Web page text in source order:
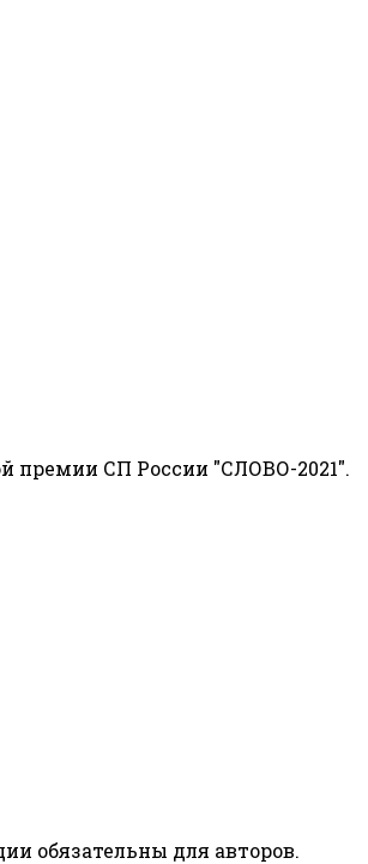
премии СП России "СЛОВО-2021".
обязательны для авторов.